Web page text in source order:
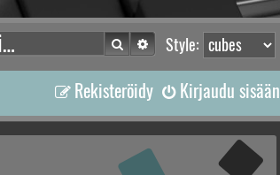
Style:
Etsi Tarkennettu haku
Kirjaudu sisään
Rekisteröidy